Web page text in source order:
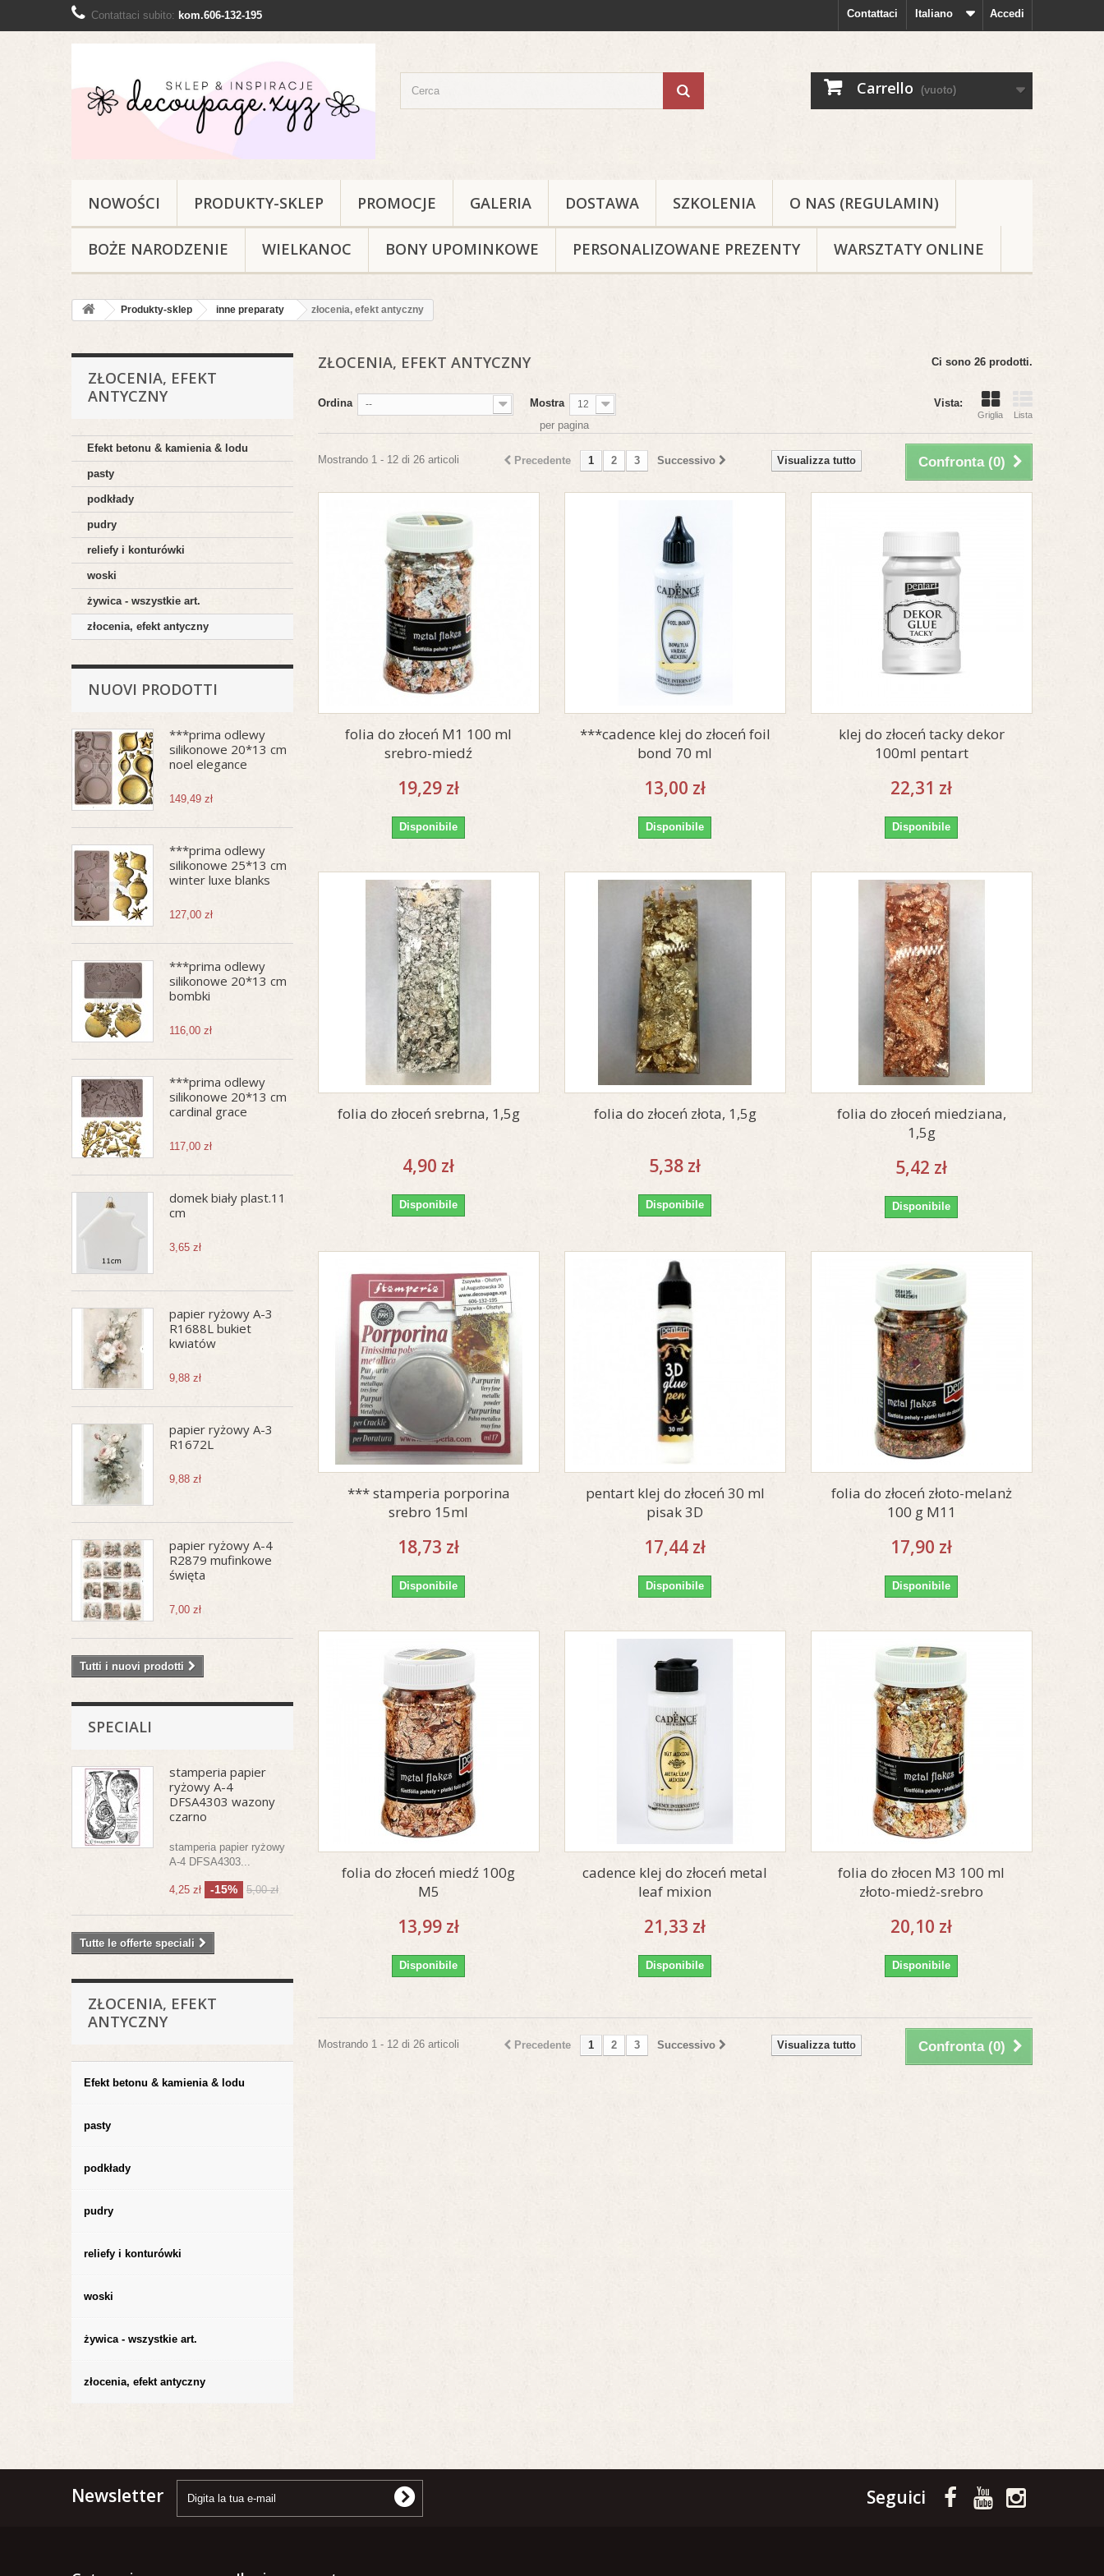
Accedi
Italiano
Contattaci
Contattaci subito: kom.606-132-195
Carrello (vuoto)
NOWOŚCI PRODUKTY-SKLEP PROMOCJE GALERIA DOSTAWA SZKOLENIA O NAS (REGULAMIN)
BOŻE NARODZENIE WIELKANOC BONY UPOMINKOWE PERSONALIZOWANE PREZENTY WARSZTATY ONLINE
Produkty-sklep inne preparaty złocenia, efekt antyczny
ZŁOCENIA, EFEKT
ANTYCZNY
Efekt betonu & kamienia & lodu
pasty
podkłady
pudry
reliefy i konturówki
woski
żywica - wszystkie art.
złocenia, efekt antyczny
NUOVI PRODOTTI
***prima odlewy
silikonowe 20*13 cm
noel elegance
149,49 zł
***prima odlewy
silikonowe 25*13 cm
winter luxe blanks
127,00 zł
***prima odlewy
silikonowe 20*13 cm
bombki
116,00 zł
***prima odlewy
silikonowe 20*13 cm
cardinal grace
117,00 zł
domek biały plast.11
cm
3,65 zł
papier ryżowy A-3
R1688L bukiet
kwiatów
9,88 zł
papier ryżowy A-3
R1672L
9,88 zł
papier ryżowy A-4
R2879 mufinkowe
święta
7,00 zł
Tutti i nuovi prodotti
SPECIALI
stamperia papier
ryżowy A-4
DFSA4303 wazony
czarno
stamperia papier ryżowy
A-4 DFSA4303...
4,25 zł -15% 5,00 zł
Tutte le offerte speciali
ZŁOCENIA, EFEKT
ANTYCZNY
Efekt betonu & kamienia & lodu
pasty
podkłady
pudry
reliefy i konturówki
woski
żywica - wszystkie art.
złocenia, efekt antyczny
ZŁOCENIA, EFEKT ANTYCZNY Ci sono 26 prodotti.
Vista:
Griglia Lista
Ordina -- Mostra 12
per pagina
Confronta (0)
Visualizza tutto
Precedente 1 2 3 Successivo
Mostrando 1 - 12 di 26 articoli
folia do złoceń M1 100 ml
srebro-miedź
19,29 zł
Disponibile
***cadence klej do złoceń foil
bond 70 ml
13,00 zł
Disponibile
klej do złoceń tacky dekor
100ml pentart
22,31 zł
Disponibile
folia do złoceń srebrna, 1,5g
4,90 zł
Disponibile
folia do złoceń złota, 1,5g
5,38 zł
Disponibile
folia do złoceń miedziana,
1,5g
5,42 zł
Disponibile
*** stamperia porporina
srebro 15ml
18,73 zł
Disponibile
pentart klej do złoceń 30 ml
pisak 3D
17,44 zł
Disponibile
folia do złoceń złoto-melanż
100 g M11
17,90 zł
Disponibile
folia do złoceń miedź 100g
M5
13,99 zł
Disponibile
cadence klej do złoceń metal
leaf mixion
21,33 zł
Disponibile
folia do złocen M3 100 ml
złoto-miedż-srebro
20,10 zł
Disponibile
Confronta (0)
Visualizza tutto
Precedente 1 2 3 Successivo
Mostrando 1 - 12 di 26 articoli
Newsletter Seguici